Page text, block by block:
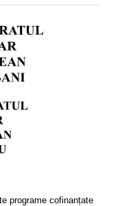
programe cofinanțate